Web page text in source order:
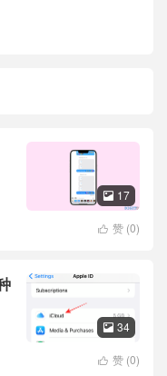
 17
 赞 (0)
 34
 赞 (0)